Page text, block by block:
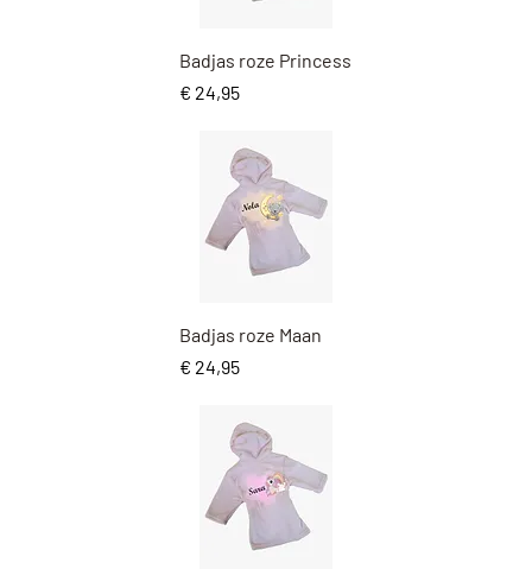
Snel overzicht
Badjas roze Princess
Prijs
€ 24,95
Snel overzicht
Badjas roze Maan
Prijs
€ 24,95